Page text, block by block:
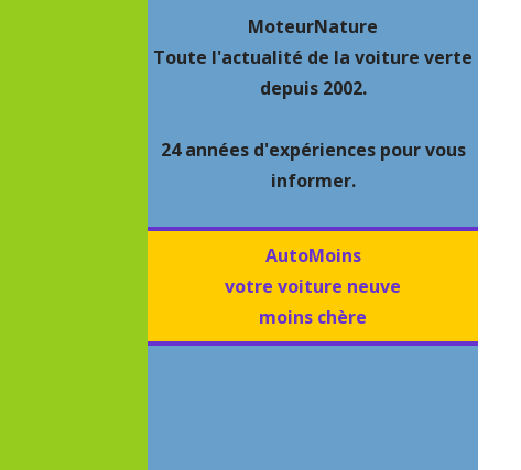
MoteurNature
Toute l'actualité de la voiture verte
depuis 2002.
24 années d'expériences pour vous
informer.
AutoMoins
votre voiture neuve
moins chère